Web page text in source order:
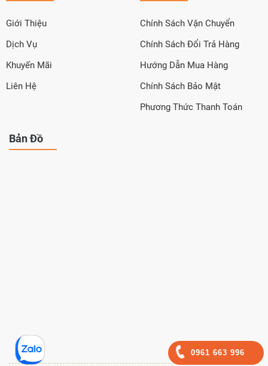
Giới Thiệu
Dịch Vụ
Khuyến Mãi
Liên Hệ
Chính Sách Vận Chuyển
Chính Sách Đổi Trả Hàng
Hướng Dẫn Mua Hàng
Chính Sách Bảo Mật
Phương Thức Thanh Toán
Bản Đồ
0961 663 996